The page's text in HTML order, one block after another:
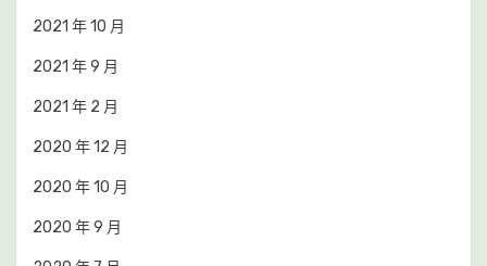
2021 年 10 月
2021 年 9 月
2021 年 2 月
2020 年 12 月
2020 年 10 月
2020 年 9 月